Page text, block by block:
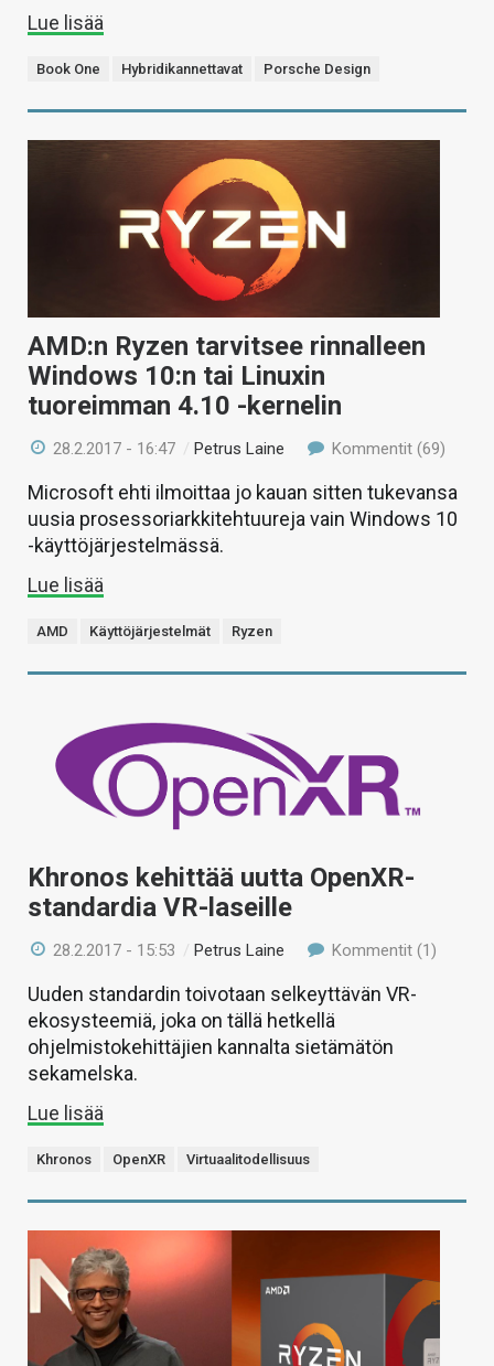
Lue lisää
Book One Hybridikannettavat Porsche Design
AMD:n Ryzen tarvitsee rinnalleen
Windows 10:n tai Linuxin
tuoreimman 4.10 -kernelin
28.2.2017 - 16:47 /Petrus Laine Kommentit (69)
Microsoft ehti ilmoittaa jo kauan sitten tukevansa
uusia prosessoriarkkitehtuureja vain Windows 10
-käyttöjärjestelmässä.
Lue lisää
AMD Käyttöjärjestelmät Ryzen
Khronos kehittää uutta OpenXR-
standardia VR-laseille
28.2.2017 - 15:53 /Petrus Laine Kommentit (1)
Uuden standardin toivotaan selkeyttävän VR-
ekosysteemiä, joka on tällä hetkellä
ohjelmistokehittäjien kannalta sietämätön
sekamelska.
Lue lisää
Khronos OpenXR Virtuaalitodellisuus